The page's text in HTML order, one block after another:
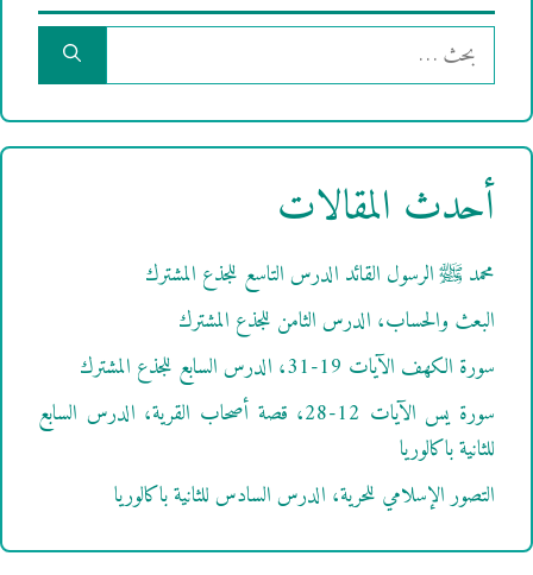
البحث
عن:
أحدث المقالات
محمد ﷺ الرسول القائد الدرس التاسع للجذع المشترك
البعث والحساب، الدرس الثامن للجذع المشترك
سورة الكهف الآيات 19-31، الدرس السابع للجذع المشترك
سورة يس الآيات 12-28، قصة أصحاب القرية، الدرس السابع
للثانية باكالوريا
التصور الإسلامي للحرية، الدرس السادس للثانية باكالوريا